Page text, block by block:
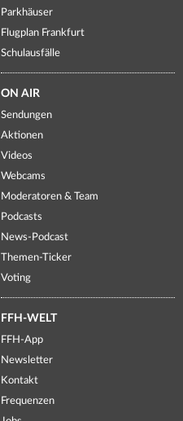
Parkhäuser
Flugplan Frankfurt
Schulausfälle
ON AIR
Sendungen
Aktionen
Videos
Webcams
Moderatoren & Team
Podcasts
News-Podcast
Themen-Ticker
Voting
FFH-WELT
FFH-App
Newsletter
Kontakt
Frequenzen